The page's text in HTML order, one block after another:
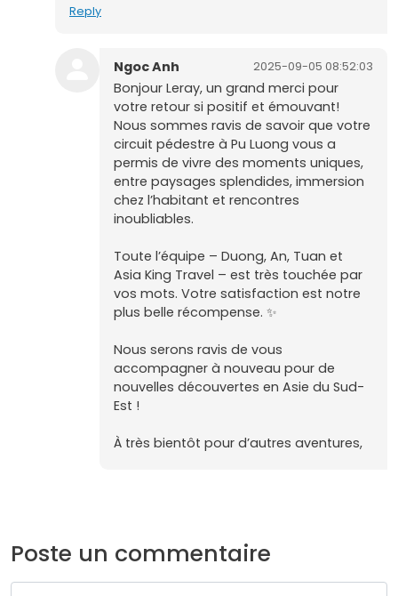
Reply
Ngoc Anh 2025-09-05 08:52:03
Bonjour Leray, un grand merci pour
votre retour si positif et émouvant!
Nous sommes ravis de savoir que votre
circuit pédestre à Pu Luong vous a
permis de vivre des moments uniques,
entre paysages splendides, immersion
chez l’habitant et rencontres
inoubliables.
Toute l’équipe – Duong, An, Tuan et
Asia King Travel – est très touchée par
vos mots. Votre satisfaction est notre
plus belle récompense. ✨
Nous serons ravis de vous
accompagner à nouveau pour de
nouvelles découvertes en Asie du Sud-
Est !
À très bientôt pour d’autres aventures,
Poste un commentaire